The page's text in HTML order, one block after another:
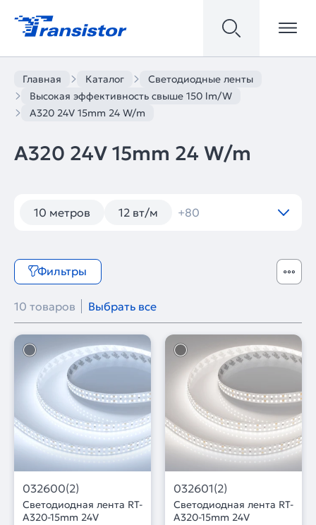
Главная Каталог
Светодиодные ленты
Высокая эффективность свыше 150 lm/W
A320 24V 15mm 24 W/m
A320 24V 15mm 24 W/m
10 метров 12 вт/м +80
Фильтры
10 товаров Выбрать все
032600(2)
Светодиодная лента RT-
A320-15mm 24V
032601(2)
Светодиодная лента RT-
A320-15mm 24V